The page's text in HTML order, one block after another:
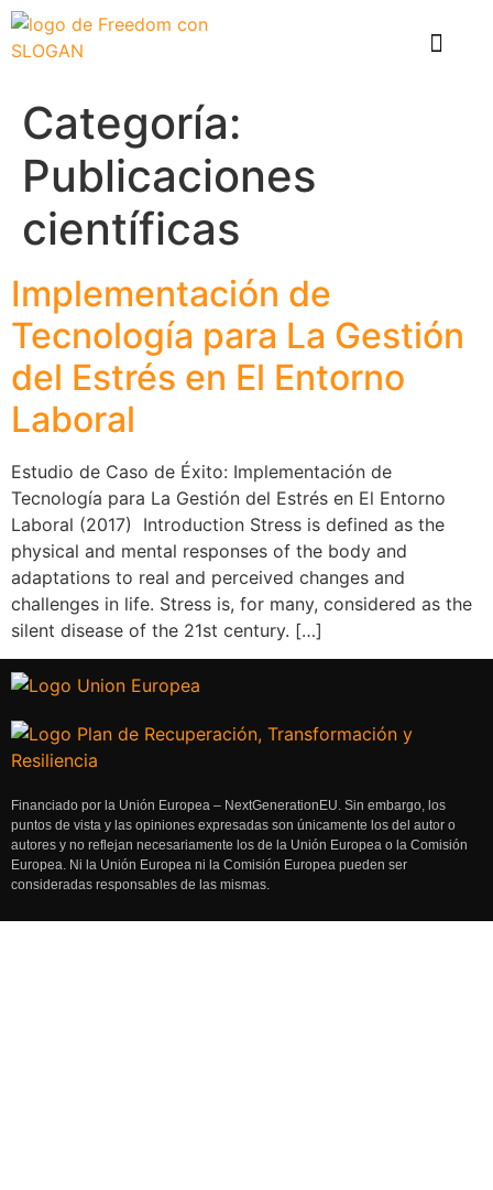
Categoría:
Publicaciones
científicas
Implementación de
Tecnología para La Gestión
del Estrés en El Entorno
Laboral
Estudio de Caso de Éxito: Implementación de
Tecnología para La Gestión del Estrés en El Entorno
Laboral (2017) Introduction Stress is defined as the
physical and mental responses of the body and
adaptations to real and perceived changes and
challenges in life. Stress is, for many, considered as the
silent disease of the 21st century. […]
Financiado por la Unión Europea – NextGenerationEU. Sin embargo, los
puntos de vista y las opiniones expresadas son únicamente los del autor o
autores y no reflejan necesariamente los de la Unión Europea o la Comisión
Europea. Ni la Unión Europea ni la Comisión Europea pueden ser
consideradas responsables de las mismas.